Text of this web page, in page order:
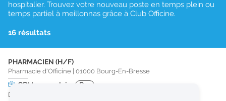
hospitalier. Trouvez votre nouveau poste en temps plein ou
temps partiel à meillonnas grâce à Club Officine.
16 résultats
PHARMACIEN (H/F)
Pharmacie d'Officine 01000 Bourg-En-Bresse
CDI temps plein Pro
Dès que possible